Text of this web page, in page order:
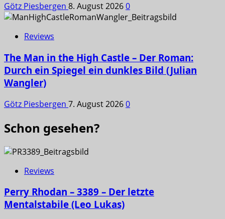
Götz Piesbergen 8. August 20260
Reviews
The Man in the High Castle – Der Roman:
Durch ein Spiegel ein dunkles Bild (Julian
Wangler)
Götz Piesbergen 7. August 20260
Schon gesehen?
Reviews
Perry Rhodan – 3389 – Der letzte
Mentalstabile (Leo Lukas)